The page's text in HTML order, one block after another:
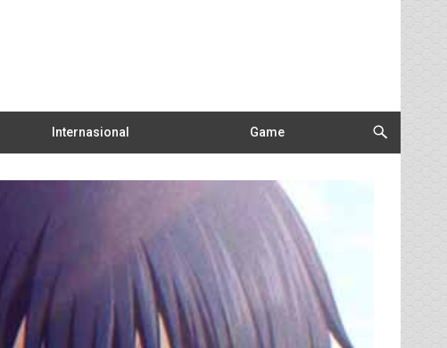
Internasional Game